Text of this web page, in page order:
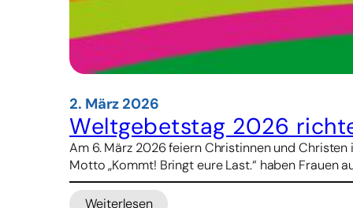
2. März 2026
Weltgebetstag 2026
Am 6. März 2026 feiern Christinnen und
Motto „Kommt! Bringt eure Last.“ haben Frauen
Weiterlesen